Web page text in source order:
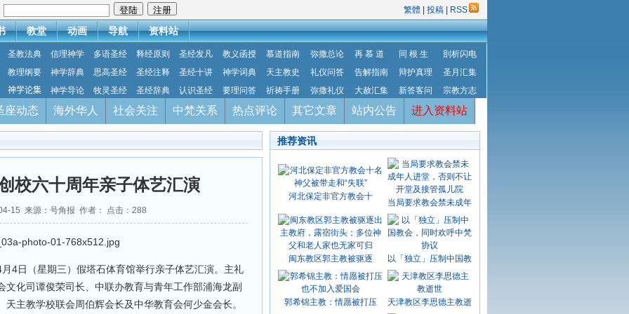
繁體 投稿 RSS
教堂 动画 导航 资料站
圣教法典 信理神学 多语圣经 释经原则 圣经发凡 教义函授 慕道指南 弥撒总论 再 慕 道 同 根 生
剖析闪电
教理纲要
神学辞典 思高圣经 圣经注释 圣经十讲 神学词典 天主教史 礼仪问答 告解指南 辩护真理
圣月汇集
神学论集
神学导论 牧灵圣经 圣经辞典 认识圣经 要理问答 祈祷手册 弥撒礼仪 大赦汇集 新答客问 宗教方志
座动态 海外华人 社会关注 中梵关系 热点评论 其它文章 站内公告 进入资料站
校六十周年亲子体艺汇演
15 来源：号角报 作者： 点击： 288
4日（星期三）假塔石体育馆举行亲子体艺汇演。主礼
文化司谭俊荣司长、中联办教育与青年工作部浦海龙副
主教学校联会周伯辉会长及中华教育会何少金会长。
推荐资讯
河北保定非官方教会十
当局要求教会禁未成年
闽东教区郭主教被驱逐 以「独立」压制中国教
郭希锦主教：情愿被打压 天津教区李思德主教逝